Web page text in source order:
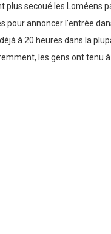
secoué les Loméens
annoncer l’entrée
à 20 heures dans la
les gens ont tenu